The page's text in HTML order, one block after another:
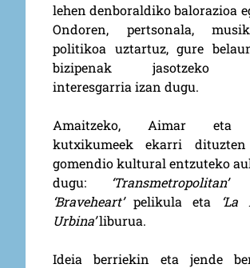
lehen denboraldiko balorazioa
Ondoren, pertsonala,
politikoa uztartuz, gure
bizipenak jasotzeko
interesgarria izan dugu.
Amaitzeko, Aimar eta
kutxikumeek ekarri
gomendio kultural entzuteko
dugu:
‘Transmetropolitan’
‘Braveheart’pelikula eta
‘La
Urbina’liburua.
Ideia berriekin eta jende